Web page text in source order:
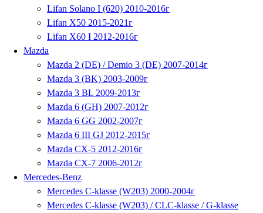
Lifan Solano I (620) 2010-2016г
Lifan X50 2015-2021г
Lifan X60 I 2012-2016г
Mazda
Mazda 2 (DE) / Demio 3 (DE) 2007-2014г
Mazda 3 (BK) 2003-2009г
Mazda 3 BL 2009-2013г
Mazda 6 (GH) 2007-2012г
Mazda 6 GG 2002-2007г
Mazda 6 III GJ 2012-2015г
Mazda CX-5 2012-2016г
Mazda CX-7 2006-2012г
Mercedes-Benz
Mercedes C-klasse (W203) 2000-2004г
Mercedes C-klasse (W203) / CLC-klasse / G-klasse